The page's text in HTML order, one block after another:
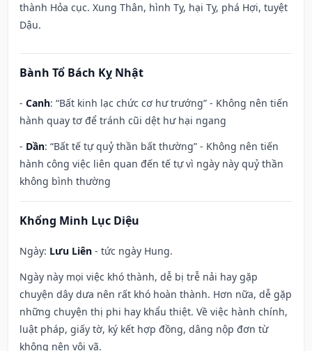
thành Hỏa cục. Xung Thân, hình Tỵ, hại Tỵ, phá Hợi, tuyệt
Dậu.
Bành Tổ Bách Kỵ Nhật
- Canh: “Bất kinh lạc chức cơ hư trướng” - Không nên tiến
hành quay tơ để tránh cũi dệt hư hại ngang
- Dần: “Bất tế tự quỷ thần bất thường” - Không nên tiến
hành công việc liên quan đến tế tự vì ngày này quỷ thần
không bình thường
Khổng Minh Lục Diệu
Ngày: Lưu Liên - tức ngày Hung.
Ngày này mọi việc khó thành, dễ bị trễ nải hay gặp
chuyện dây dưa nên rất khó hoàn thành. Hơn nữa, dễ gặp
những chuyện thị phi hay khẩu thiệt. Về việc hành chính,
luật pháp, giấy tờ, ký kết hợp đồng, dâng nộp đơn từ
không nên vội vã.